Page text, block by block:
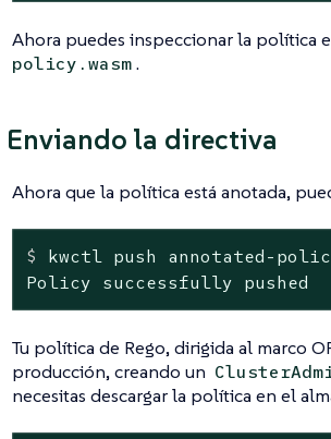
Ahora puedes inspeccionar la política
policy.wasm .
Enviando la directiva
Ahora que la política está anotada,
$
kwctl push annotated-
Policy successfully pushed
Tu política de Rego, dirigida al marco
producción, creando un
necesitas descargar la política en el